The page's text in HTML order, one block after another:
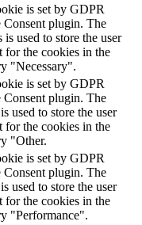
is set by GDPR
Consent plugin. The
is used to store the user
for the cookies in the
"Necessary".
is set by GDPR
Consent plugin. The
used to store the user
for the cookies in the
"Other.
is set by GDPR
Consent plugin. The
used to store the user
for the cookies in the
"Performance".